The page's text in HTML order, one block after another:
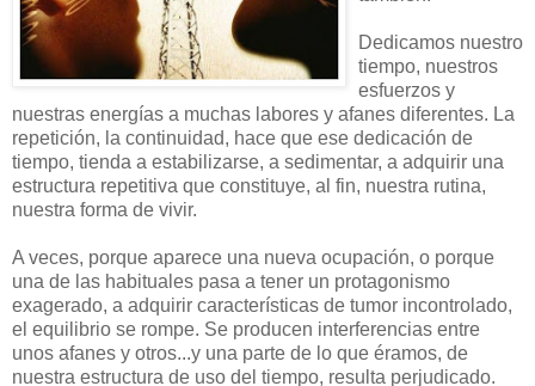
Dedicamos nuestro
tiempo, nuestros
esfuerzos y
nuestras energías a muchas labores y afanes diferentes. La
repetición, la continuidad, hace que ese dedicación de
tiempo, tienda a estabilizarse, a sedimentar, a adquirir una
estructura repetitiva que constituye, al fin, nuestra rutina,
nuestra forma de vivir.
A veces, porque aparece una nueva ocupación, o porque
una de las habituales pasa a tener un protagonismo
exagerado, a adquirir características de tumor incontrolado,
el equilibrio se rompe. Se producen interferencias entre
unos afanes y otros...y una parte de lo que éramos, de
nuestra estructura de uso del tiempo, resulta perjudicado.